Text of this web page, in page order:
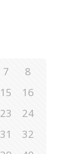
7
8
15
16
23
24
31
32